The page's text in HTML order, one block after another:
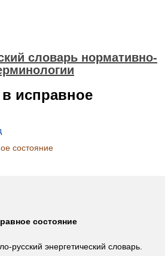
словарь нормативно-
исправное
состояние
состояние
русский энергетический словарь.